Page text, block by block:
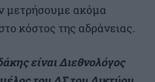
μετρήσουμε ακόμα
κόστος της αδράνειας.
είναι Διεθνολόγος